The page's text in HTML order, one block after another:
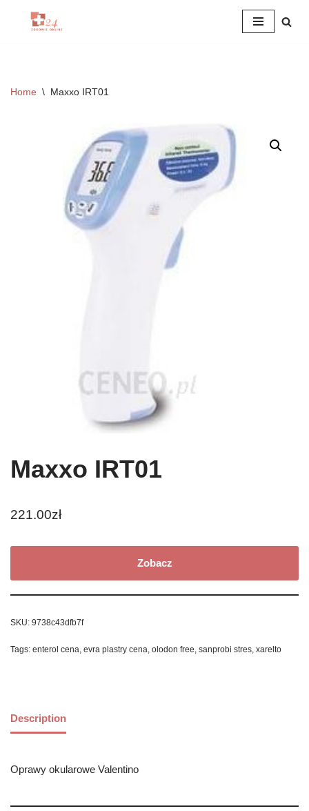
Home \ Maxxo IRT01
Maxxo IRT01
221.00zł
Zobacz
SKU: 9738c43dfb7f
Tags: enterol cena, evra plastry cena, olodon free, sanprobi stres, xarelto
Description
Oprawy okularowe Valentino